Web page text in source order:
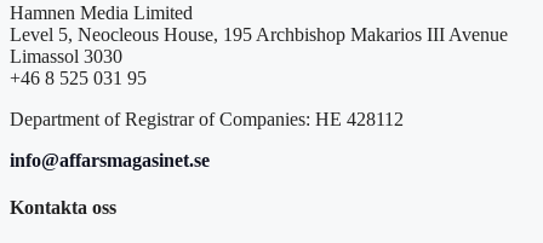
Hamnen Media Limited
Level 5, Neocleous House, 195 Archbishop Makarios III Avenue
Limassol 3030
+46 8 525 031 95
Department of Registrar of Companies: HE 428112
info@affarsmagasinet.se
Kontakta oss